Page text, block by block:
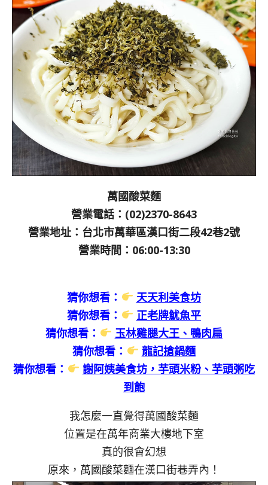
萬國酸菜麵
營業電話：(02)2370-8643
營業地址：台北市萬華區漢口街二段42巷2號
營業時間：06:00-13:30
猜你想看：
天天利美食坊
猜你想看：
正老牌魷魚平
猜你想看：
玉林雞腿大王、鴨肉扁
猜你想看：
龍記搶鍋麵
猜你想看：
謝阿姨美食坊，芋頭米粉、芋頭粥吃
到飽
我怎麼一直覺得萬國酸菜麵
位置是在萬年商業大樓地下室
真的很會幻想
原來，萬國酸菜麵在漢口街巷弄內！